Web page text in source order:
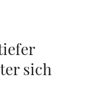
sich